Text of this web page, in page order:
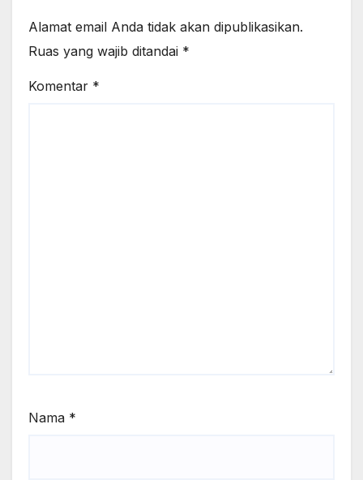
Alamat email Anda tidak akan dipublikasikan.
Ruas yang wajib ditandai *
Komentar *
Nama *